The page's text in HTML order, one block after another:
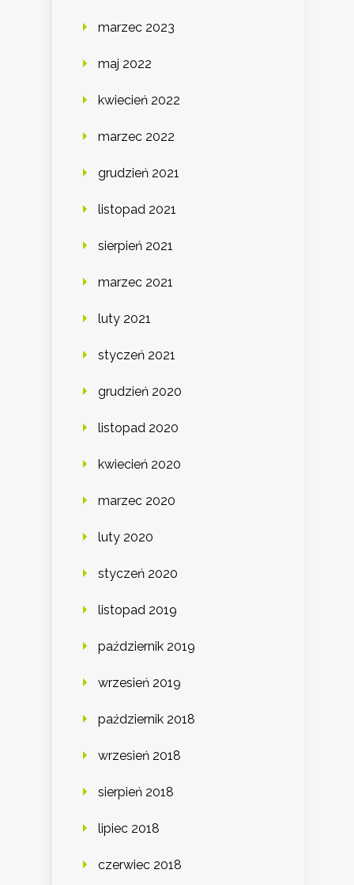
marzec 2023
maj 2022
kwiecień 2022
marzec 2022
grudzień 2021
listopad 2021
sierpień 2021
marzec 2021
luty 2021
styczeń 2021
grudzień 2020
listopad 2020
kwiecień 2020
marzec 2020
luty 2020
styczeń 2020
listopad 2019
październik 2019
wrzesień 2019
październik 2018
wrzesień 2018
sierpień 2018
lipiec 2018
czerwiec 2018